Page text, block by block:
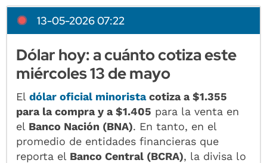
13-05-2026 07:22
Dólar hoy: a cuánto cotiza este
miércoles 13 de mayo
Eldólar oficial minoristacotiza a $1.355
para la compra y a $1.405 para la venta en
el Banco Nación (BNA). En tanto, en el
promedio de entidades financieras que
reporta el Banco Central (BCRA), la divisa lo